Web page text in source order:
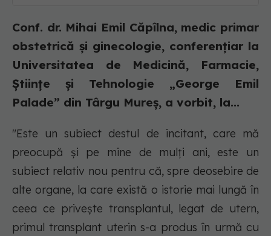
Conf. dr. Mihai Emil Căpîlna, medic primar
obstetrică și ginecologie, conferențiar la
Universitatea de Medicină, Farmacie,
Științe și Tehnologie „George Emil
Palade” din Târgu Mureș, a vorbit, la...
"Este un subiect destul de incitant, care mă
preocupă și pe mine de mulți ani, este un
subiect relativ nou pentru că, spre deosebire de
alte organe, la care există o istorie mai lungă în
ceea ce privește transplantul, legat de utern,
primul transplant uterin s-a produs în urmă cu